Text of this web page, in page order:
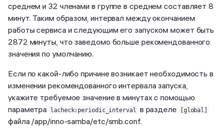
среднем и 32 членами в группе в среднем составляет 8
минут. Таким образом, интервал между окончанием
работы сервиса и следующим его запуском может быть
2872 минуты, что заведомо больше рекомендованного
значения по умолчанию.
Если по какой-либо причине возникает необходимость в
изменении рекомендованного интервала запуска,
укажите требуемое значение в минутах с помощью
параметра
lacheck:periodic_interval в разделе [global]
файла /app/inno-samba/etc/smb.conf.